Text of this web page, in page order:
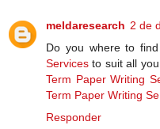
meldaresearch 2 de
Do you where to
Services to suit all
Term Paper Writing
Term Paper Writing
Responder